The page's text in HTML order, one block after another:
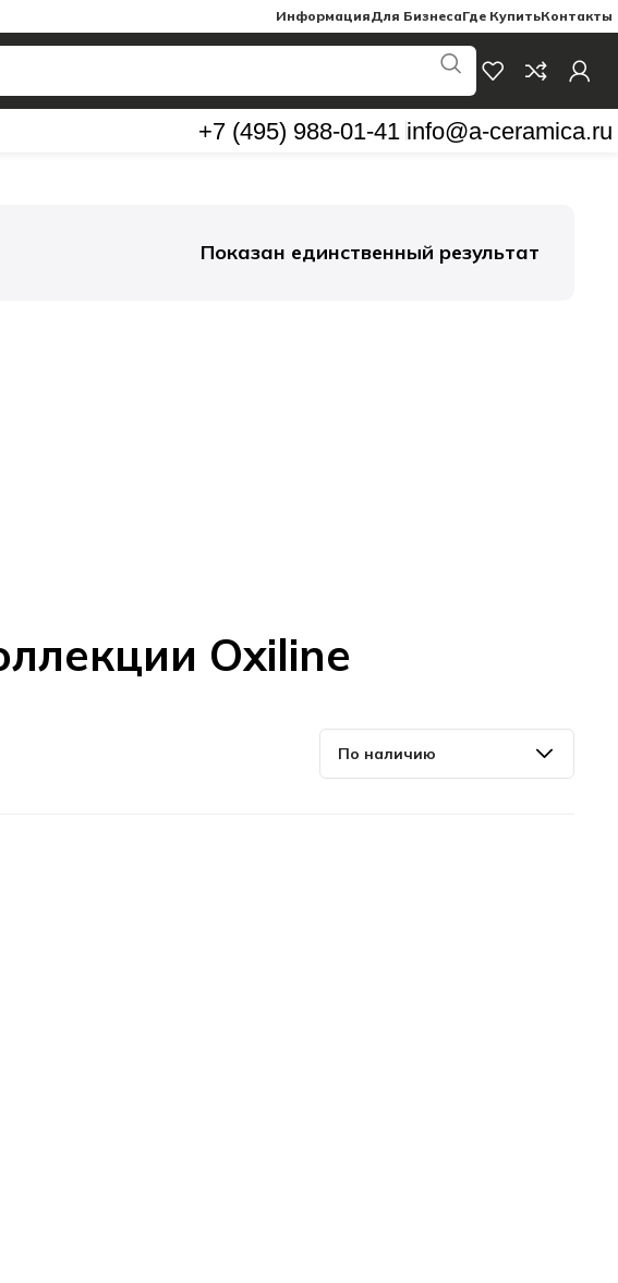
ИнформацияДля БизнесаГде КупитьКонтакты
+7 (495) 988-01-41 info@a-ceramica.ru
Показан единственный результат
Oxiline